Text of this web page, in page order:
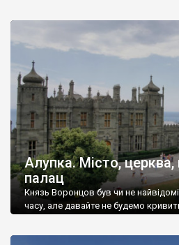
Алупка. Місто, церква,
палац
Князь Воронцов був чи не
часу, але давайте не будемо